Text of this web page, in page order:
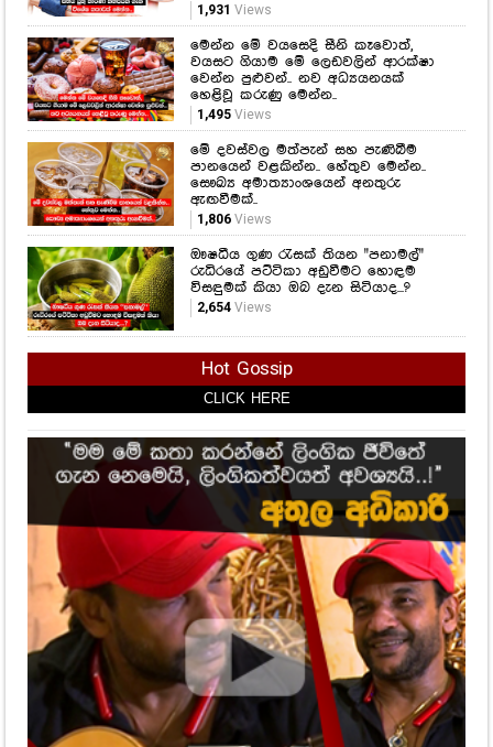
1,931 Views
මෙන්න මේ වයසෙදි සීනි කෑවොත්,
වයසට ගියාම මේ ලෙඩවලින් ආරක්ෂා
වෙන්න පුළුවන්.. නව අධ්‍යයනයක්
හෙළිවූ කරුණු මෙන්න..
1,495Views
මේ දවස්වල මත්පැන් සහ පැණිබීම
පානයෙන් වළකින්න.. හේතුව මෙන්න..
සෞඛ්‍ය අමාත්‍යාංශයෙන් අනතුරු
ඇඟවීමක්..
1,806Views
ඖෂධීය ගුණ රැසක් තියන "පනාමල්"
රුධිරයේ පට්ටිකා අඩුවීමට හොඳම
විසඳුමක් කියා ඔබ දැන සිටියාද...?
2,654Views
Hot Gossip
CLICK HERE